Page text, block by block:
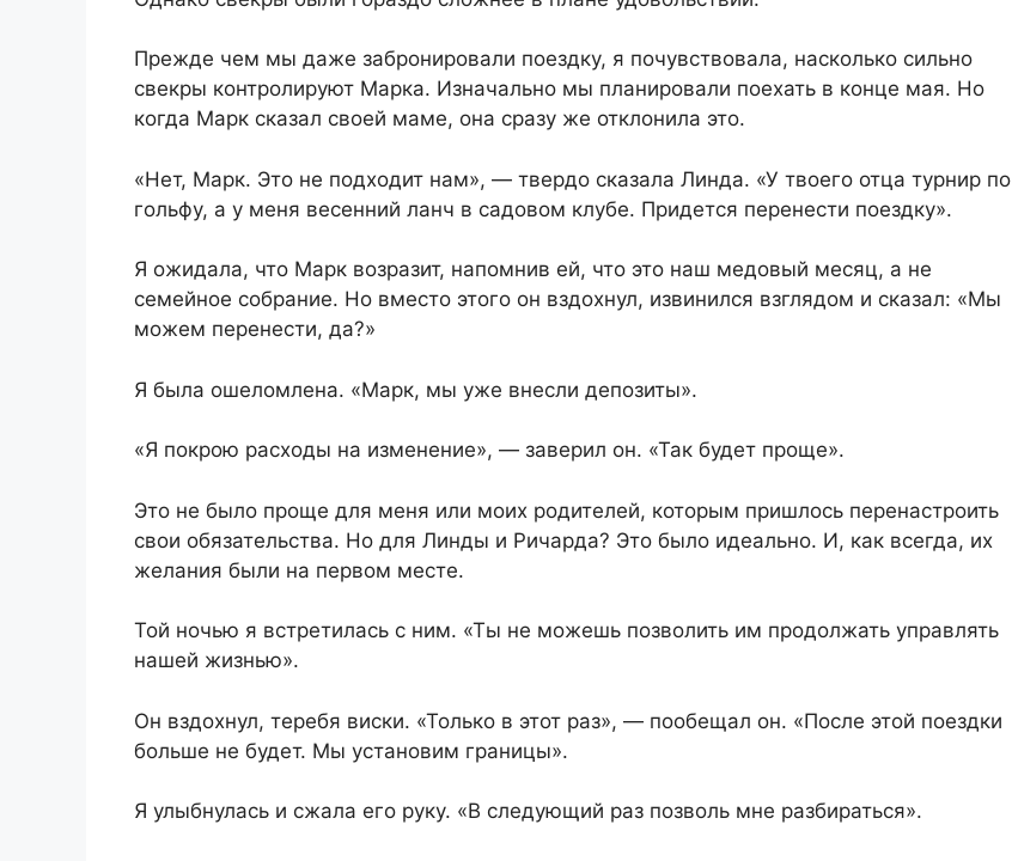
Прежде чем мы даже забронировали поездку, я почувствовала, насколько сильно
свекры контролируют Марка. Изначально мы планировали поехать в конце мая. Но
когда Марк сказал своей маме, она сразу же отклонила это.
«Нет, Марк. Это не подходит нам», — твердо сказала Линда. «У твоего отца турнир по
гольфу, а у меня весенний ланч в садовом клубе. Придется перенести поездку».
Я ожидала, что Марк возразит, напомнив ей, что это наш медовый месяц, а не
семейное собрание. Но вместо этого он вздохнул, извинился взглядом и сказал: «Мы
можем перенести, да?»
Я была ошеломлена. «Марк, мы уже внесли депозиты».
«Я покрою расходы на изменение», — заверил он. «Так будет проще».
Это не было проще для меня или моих родителей, которым пришлось перенастроить
свои обязательства. Но для Линды и Ричарда? Это было идеально. И, как всегда, их
желания были на первом месте.
Той ночью я встретилась с ним. «Ты не можешь позволить им продолжать управлять
нашей жизнью».
Он вздохнул, теребя виски. «Только в этот раз», — пообещал он. «После этой поездки
больше не будет. Мы установим границы».
Я улыбнулась и сжала его руку. «В следующий раз позволь мне разбираться».